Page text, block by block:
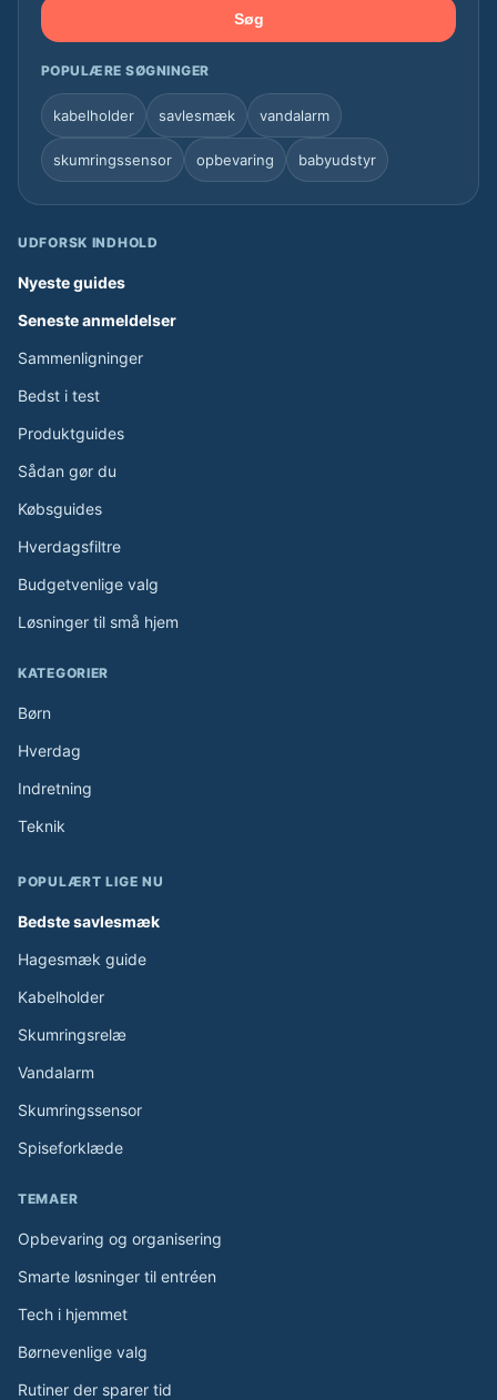
Søg
POPULÆRE SØGNINGER
kabelholder savlesmæk vandalarm
skumringssensor opbevaring babyudstyr
UDFORSK INDHOLD
Nyeste guides
Seneste anmeldelser
Sammenligninger
Bedst i test
Produktguides
Sådan gør du
Købsguides
Hverdagsfiltre
Budgetvenlige valg
Løsninger til små hjem
KATEGORIER
Børn
Hverdag
Indretning
Teknik
POPULÆRT LIGE NU
Bedste savlesmæk
Hagesmæk guide
Kabelholder
Skumringsrelæ
Vandalarm
Skumringssensor
Spiseforklæde
TEMAER
Opbevaring og organisering
Smarte løsninger til entréen
Tech i hjemmet
Børnevenlige valg
Rutiner der sparer tid